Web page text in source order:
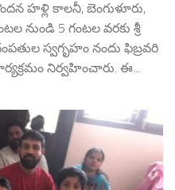
హళ్లి కాలనీ, బెంగుళూరు,
నుండి 5 గంటల వరకు శ్రీ
స్వగృహం నందు ఫిబ్రవరి
నిర్వహించారు. ఈ...